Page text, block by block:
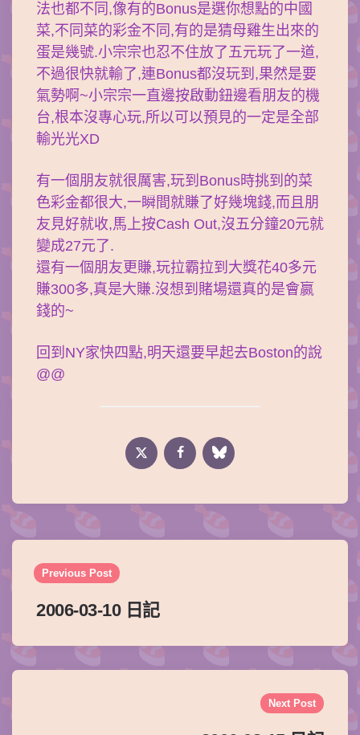
法也都不同,像有的Bonus是選你想點的中國
菜,不同菜的彩金不同,有的是猜母雞生出來的
蛋是幾號.小宗宗也忍不住放了五元玩了一道,
不過很快就輸了,連Bonus都沒玩到,果然是要
氣勢啊~小宗宗一直邊按啟動鈕邊看朋友的機
台,根本沒專心玩,所以可以預見的一定是全部
輸光光XD
有一個朋友就很厲害,玩到Bonus時挑到的菜
色彩金都很大,一瞬間就賺了好幾塊錢,而且朋
友見好就收,馬上按Cash Out,沒五分鐘20元就
變成27元了.
還有一個朋友更賺,玩拉霸拉到大獎花40多元
賺300多,真是大賺.沒想到賭場還真的是會嬴
錢的~
回到NY家快四點,明天還要早起去Boston的說
@@
Post
navigation
Previous Post
2006-03-10 日記
Next Post